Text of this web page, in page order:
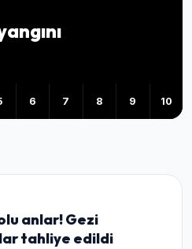
6 7 8 9 10
anlar! Gezi
tahliye edildi